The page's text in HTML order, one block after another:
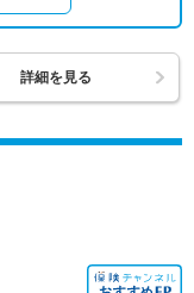
詳細を見る